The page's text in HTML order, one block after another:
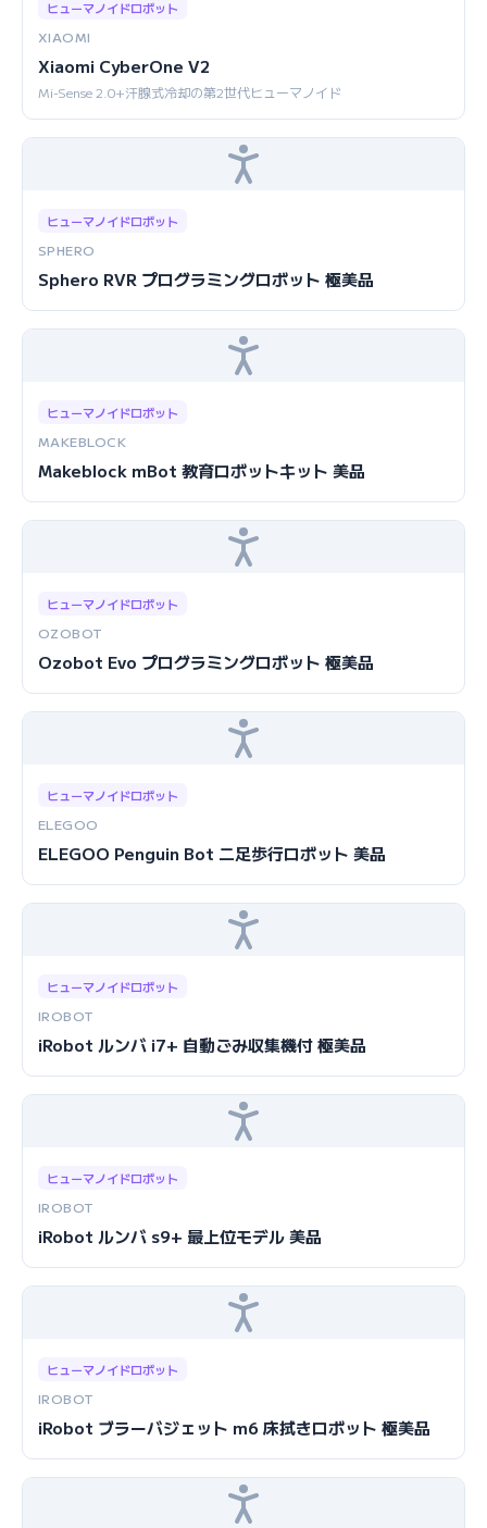
ヒューマノイドロボット
XIAOMI
Xiaomi CyberOne V2
Mi-Sense 2.0+汗腺式冷却の第2世代ヒューマノイド
ヒューマノイドロボット
SPHERO
Sphero RVR プログラミングロボット 極美品
ヒューマノイドロボット
MAKEBLOCK
Makeblock mBot 教育ロボットキット 美品
ヒューマノイドロボット
OZOBOT
Ozobot Evo プログラミングロボット 極美品
ヒューマノイドロボット
ELEGOO
ELEGOO Penguin Bot 二足歩行ロボット 美品
ヒューマノイドロボット
IROBOT
iRobot ルンバ i7+ 自動ごみ収集機付 極美品
ヒューマノイドロボット
IROBOT
iRobot ルンバ s9+ 最上位モデル 美品
ヒューマノイドロボット
IROBOT
iRobot ブラーバジェット m6 床拭きロボット 極美品